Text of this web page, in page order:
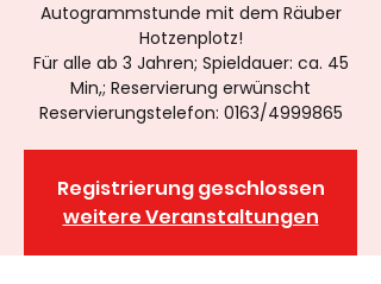
Autogrammstunde mit dem Räuber
Hotzenplotz!
Für alle ab 3 Jahren; Spieldauer: ca. 45
Min,; Reservierung erwünscht
Reservierungstelefon: 0163/4999865
Registrierung geschlossen
weitere Veranstaltungen